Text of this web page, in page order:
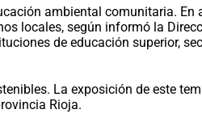
ambiental comunitaria. En
locales, según informó la
de educación superior,
La exposición de este
Rioja.